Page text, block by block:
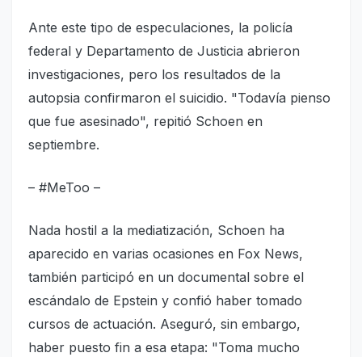
Ante este tipo de especulaciones, la policía
federal y Departamento de Justicia abrieron
investigaciones, pero los resultados de la
autopsia confirmaron el suicidio. "Todavía pienso
que fue asesinado", repitió Schoen en
septiembre.
– #MeToo –
Nada hostil a la mediatización, Schoen ha
aparecido en varias ocasiones en Fox News,
también participó en un documental sobre el
escándalo de Epstein y confió haber tomado
cursos de actuación. Aseguró, sin embargo,
haber puesto fin a esa etapa: "Toma mucho